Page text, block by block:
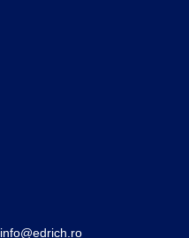
info@edrich.ro